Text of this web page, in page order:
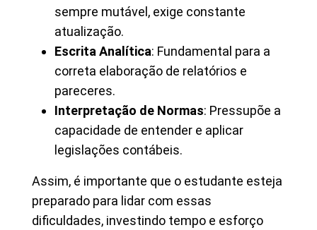
sempre mutável, exige constante
atualização.
Escrita Analítica: Fundamental para a
correta elaboração de relatórios e
pareceres.
Interpretação de Normas: Pressupõe a
capacidade de entender e aplicar
legislações contábeis.
Assim, é importante que o estudante esteja
preparado para lidar com essas
dificuldades, investindo tempo e esforço